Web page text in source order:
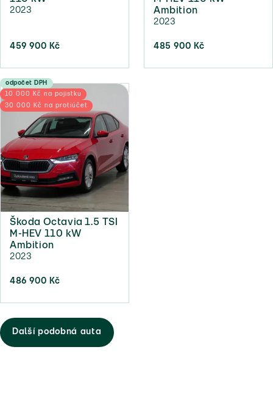
2023
459 900 Kč
Ambition
2023
485 900 Kč
odpočet DPH
10 000 Kč na pojistku
30 000 Kč na protiúčet
Škoda Octavia 1.5 TSI
M-HEV 110 kW
Ambition
2023
486 900 Kč
Další podobná auta